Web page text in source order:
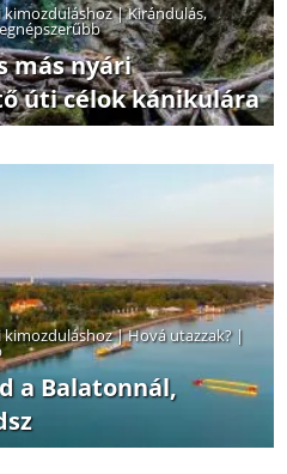
kimozduláshoz|Kirándulás,
más nyári
úti célok kánikulára
kimozduláshoz|Hová utazzak? |
a Balatonnál,